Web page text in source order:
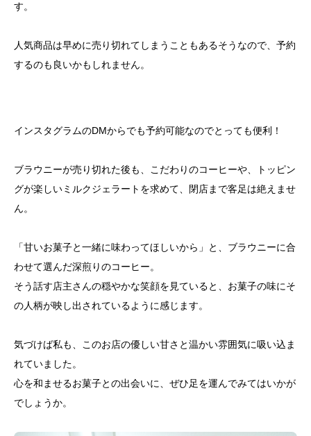
す。
人気商品は早めに売り切れてしまうこともあるそうなので、予約
するのも良いかもしれません。
インスタグラムのDMからでも予約可能なのでとっても便利！
ブラウニーが売り切れた後も、こだわりのコーヒーや、トッピン
グが楽しいミルクジェラートを求めて、閉店まで客足は絶えませ
ん。
「甘いお菓子と一緒に味わってほしいから」と、ブラウニーに合
わせて選んだ深煎りのコーヒー。
そう話す店主さんの穏やかな笑顔を見ていると、お菓子の味にそ
の人柄が映し出されているように感じます。
気づけば私も、このお店の優しい甘さと温かい雰囲気に吸い込ま
れていました。
心を和ませるお菓子との出会いに、ぜひ足を運んでみてはいかが
でしょうか。